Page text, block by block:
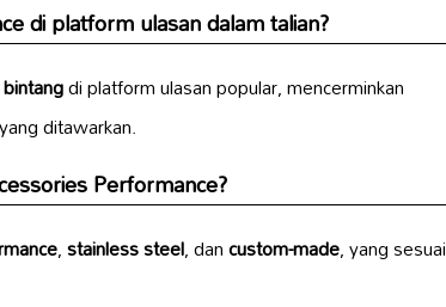
di platform ulasan dalam talian?
di platform ulasan popular, mencerminkan
ditawarkan.
Performance?
,stainless steel, dancustom-made, yang sesuai